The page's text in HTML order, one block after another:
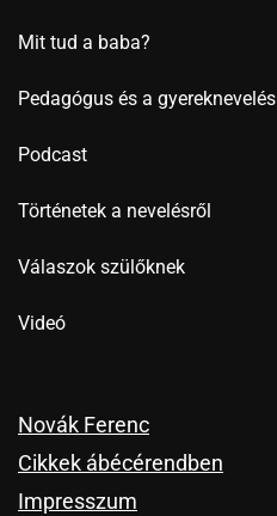
Mit tud a baba?
Pedagógus és a gyereknevelés
Podcast
Történetek a nevelésről
Válaszok szülőknek
Videó
Novák Ferenc
Cikkek ábécérendben
Impresszum